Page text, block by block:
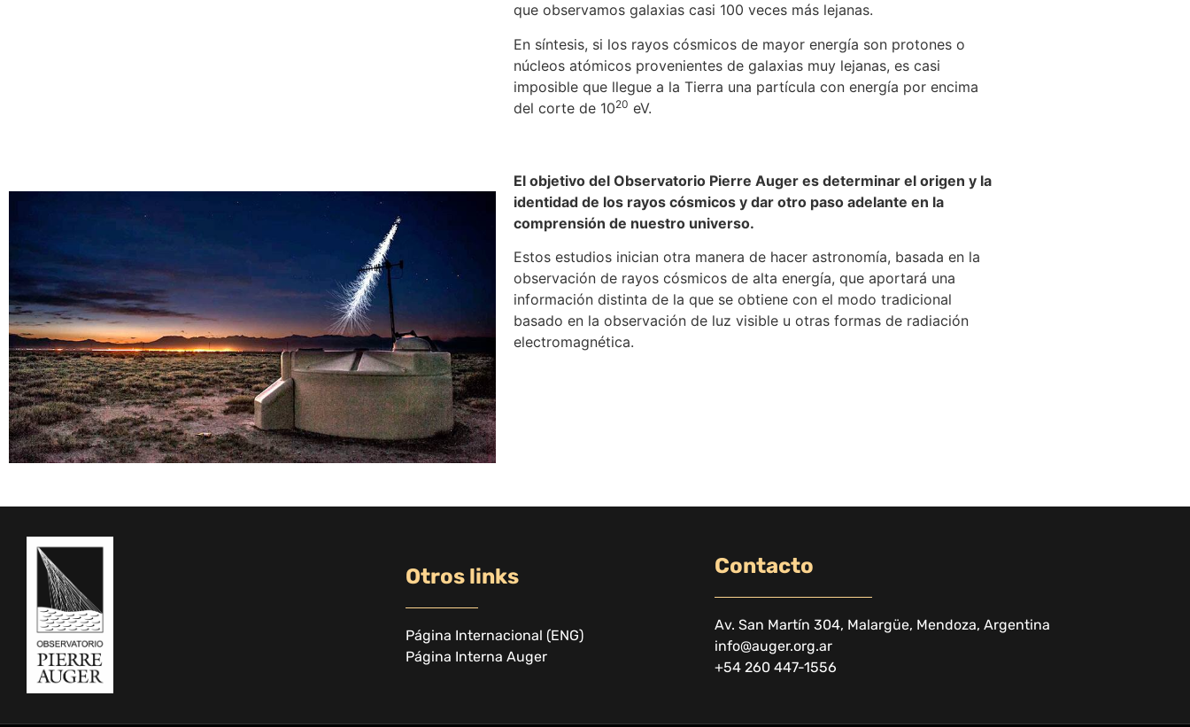
que observamos galaxias casi 100 veces más lejanas.
En síntesis, si los rayos cósmicos de mayor energía son protones o
núcleos atómicos provenientes de galaxias muy lejanas, es casi
imposible que llegue a la Tierra una partícula con energía por encima
del corte de 1020 eV.
El objetivo del Observatorio Pierre Auger es determinar el origen y la
identidad de los rayos cósmicos y dar otro paso adelante en la
comprensión de nuestro universo.
Estos estudios inician otra manera de hacer astronomía, basada en la
observación de rayos cósmicos de alta energía, que aportará una
información distinta de la que se obtiene con el modo tradicional
basado en la observación de luz visible u otras formas de radiación
electromagnética.
Otros links
Página Internacional (ENG)
Página Interna Auger
Contacto
Av. San Martín 304, Malargüe, Mendoza, Argentina
info@auger.org.ar
+54 260 447-1556